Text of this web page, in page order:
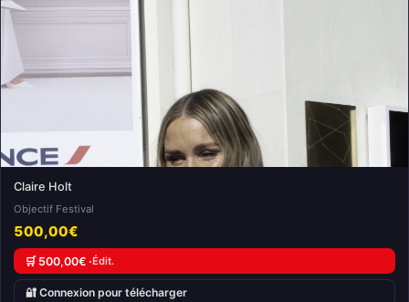
Claire Holt
Objectif Festival
500,00€
🛒 500,00€ ·Édit.
🔐 Connexion pour télécharger